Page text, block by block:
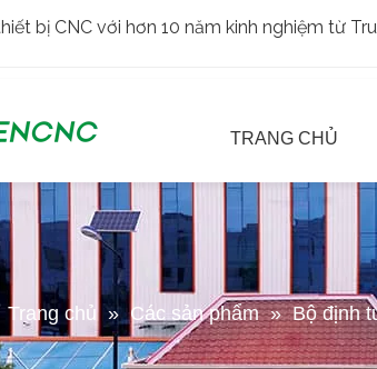
bị CNC với hơn 10 năm kinh nghiệm từ
TRANG CHỦ
Trang chủ » Các sản phẩm » Bộ định